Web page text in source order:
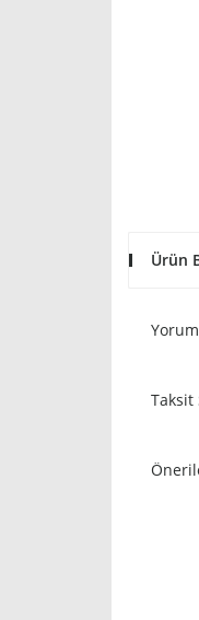
Ürün
Taksit